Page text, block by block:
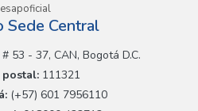
Sede Central
53 - 37, CAN, Bogotá D.C.
111321
(+57) 601 7956110